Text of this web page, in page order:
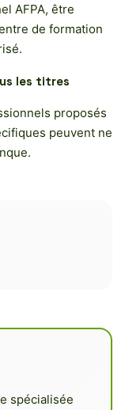
AFPA, être
de formation
les titres
proposés
peuvent ne
spécialisée